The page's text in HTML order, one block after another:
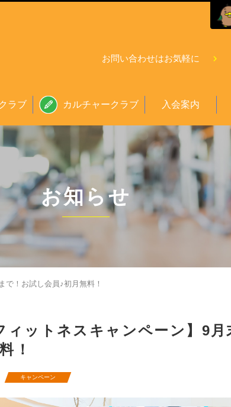
お問い合わせはお気軽に
ラブ カルチャークラブ 入会案内
お知らせ
で！お試し会員♪初月無料！
ィットネスキャンペーン】9
！
キャンペーン